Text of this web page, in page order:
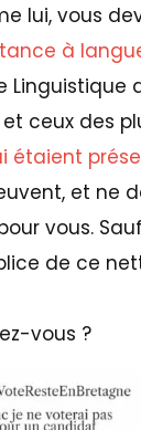
lui, vous
à
Linguistique
ceux des
étaient
et ne
vous.
de ce
vous ?